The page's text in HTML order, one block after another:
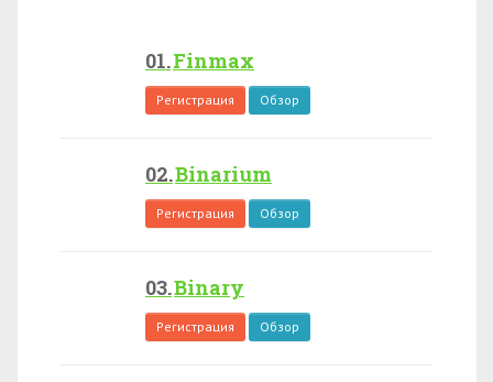
Finmax
Регистрация Обзор
Binarium
Регистрация Обзор
Binary
Регистрация Обзор